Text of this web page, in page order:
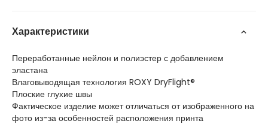
Характеристики
Переработанные нейлон и полиэстер с добавлением
эластана
Влаговыводящая технология ROXY DryFlight®
Плоские глухие швы
Фактическое изделие может отличаться от изображенного на
фото из-за особенностей расположения принта